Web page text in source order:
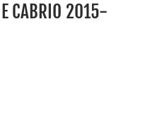
CABRIO 2015-